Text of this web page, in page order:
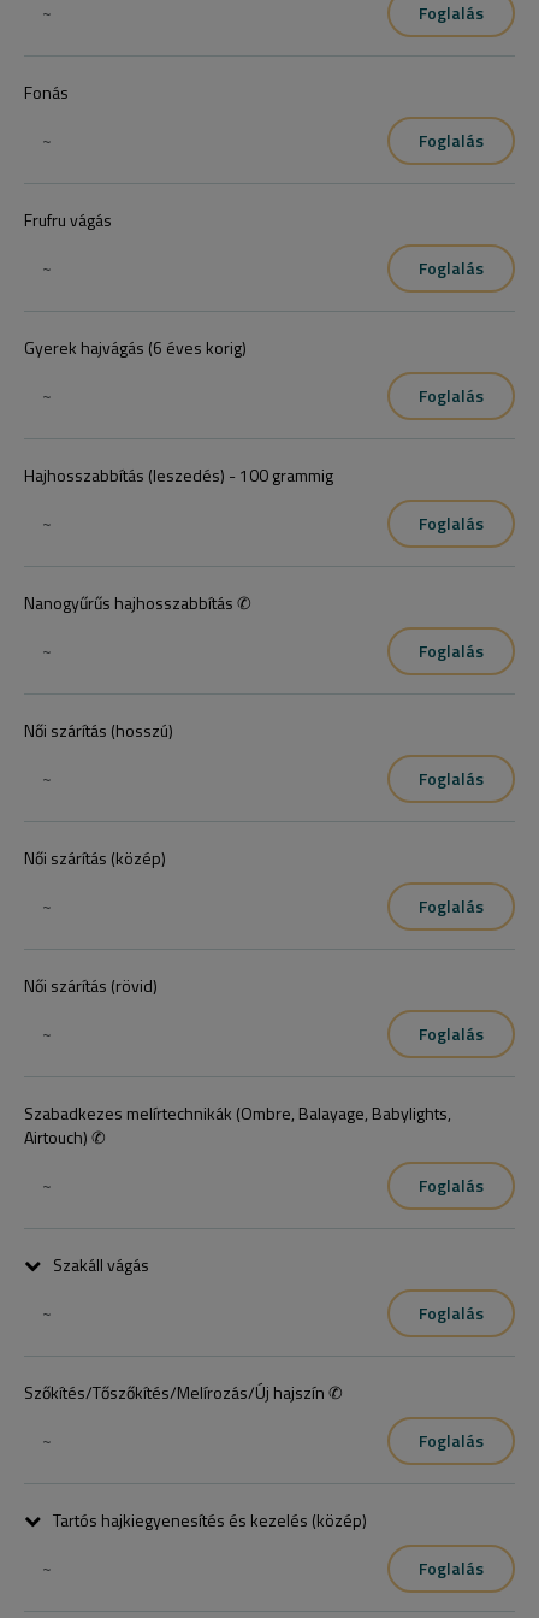
~
Foglalás
Hajvágógépes és ollós technikák kombinálása a hajon és a
szakállon.
/Korpás, zsíros fejbőr vagy hajhullás esetén próbáld ki prémium
Fonás
~
Foglalás
Frufru vágás
~
Foglalás
Gyerek hajvágás (6 éves korig)
~
Foglalás
Hajhosszabbítás (leszedés) - 100 grammig
~
Foglalás
Nanogyűrűs hajhosszabbítás ✆
~
Foglalás
Női szárítás (hosszú)
~
Foglalás
Női szárítás (közép)
~
Foglalás
Női szárítás (rövid)
~
Foglalás
Szabadkezes melírtechnikák (Ombre, Balayage, Babylights,
Airtouch) ✆
~
Foglalás
Szakáll vágás
~
Foglalás
Csak szakáll igazítás- hajvágógépes és ollós technikák
kombinálásával.
Szőkítés/Tőszőkítés/Melírozás/Új hajszín ✆
~
Foglalás
Tartós hajkiegyenesítés és kezelés (közép)
~
Foglalás